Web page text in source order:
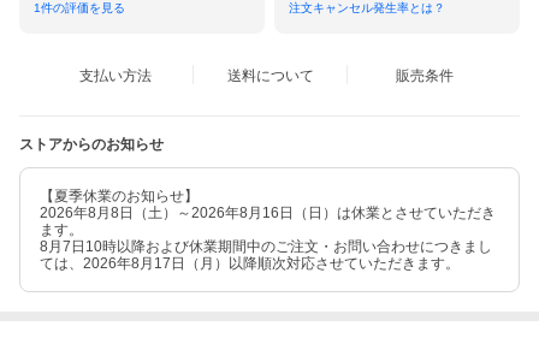
1件の評価を見る 注文キャンセル発生率とは？
支払い方法 送料について 販売条件
ストアからのお知らせ
【夏季休業のお知らせ】
2026年8月8日（土）～2026年8月16日（日）は休業とさせていただき
ます。
8月7日10時以降および休業期間中のご注文・お問い合わせにつきまし
ては、2026年8月17日（月）以降順次対応させていただきます。